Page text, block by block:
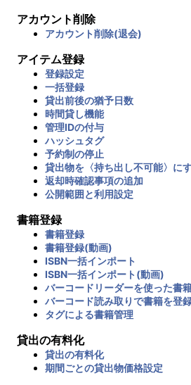
アカウント削除
アカウント削除(退会)
アイテム登録
登録設定
一括登録
貸出前後の猶予日数
時間貸し機能
管理IDの付与
ハッシュタグ
予約制の停止
貸出物を〈持ち出し不可能〉に
返却時確認事項の追加
公開範囲と利用設定
書籍登録
書籍登録
書籍登録(動画)
ISBN一括インポート
ISBN一括インポート(動画)
バーコードリーダーを使った書
バーコード読み取りで書籍を登
タグによる書籍管理
貸出の有料化
貸出の有料化
期間ごとの貸出物価格設定